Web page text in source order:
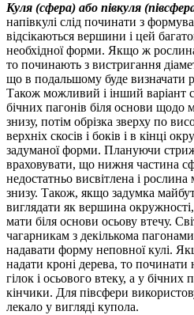
Куля (сфера) або півкуля
напівкулі слід починати з
відсікаються вершини і цей
необхідної форми. Якщо ж
то починають з вистригання
що в подальшому буде визначати
Також можливий і інший варіант
бічних пагонів біля основи щодо
знизу, потім обрізка зверху по
верхніх скосів і боків і в кінці
задуманої форми. Плануючи
враховувати, що нижня частина
недостатньо висвітлена і
знизу. Також, якщо задумка
виглядати як вершина
мати біля основи осьову втечу.
чагарникам з декількома
надавати форму неповної кулі.
надати кроні дерева, то починати
гілок і осьового втеку, а у бічних
кінчики. Для півсфери
лекало у вигляді купола.